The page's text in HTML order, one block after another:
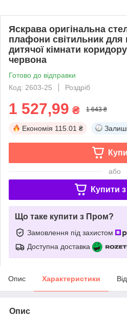
Яскрава оригінальна
плафони світильник для
дитячої кімнати
червона
Готово до відправки
Код: 2603-25
Роздріб
1 527,99 ₴ 1 643 ₴
Економія 115.01 ₴
або
Купити з
Що таке купити з Пром?
Замовлення під захистом
Доступна доставка
Опис Характеристики
Опис